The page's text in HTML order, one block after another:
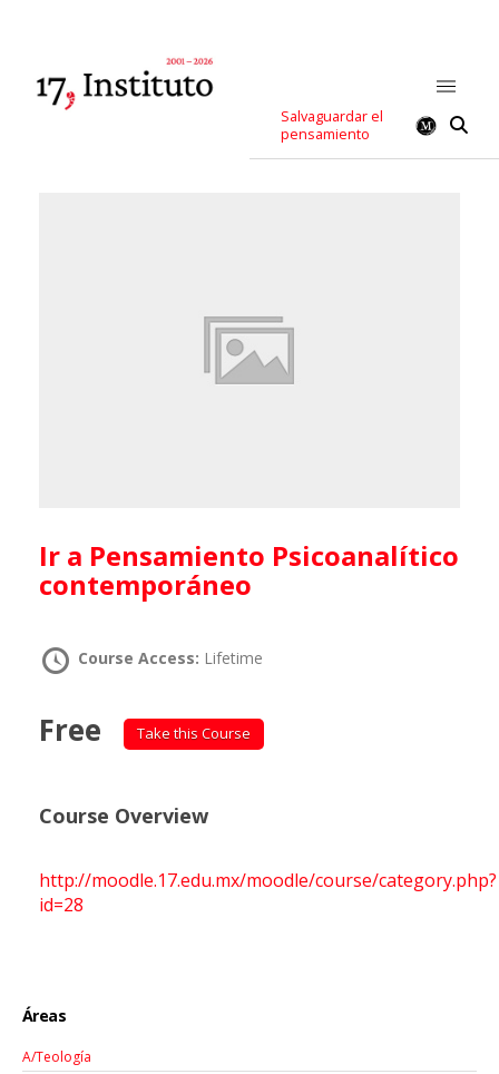
Salvaguardar el
pensamiento
Ir a Pensamiento Psicoanalítico
contemporáneo
Course Access: Lifetime
Free Take this Course
Course Overview
http://moodle.17.edu.mx/moodle/course/category.php?
id=28
Áreas
A/Teología